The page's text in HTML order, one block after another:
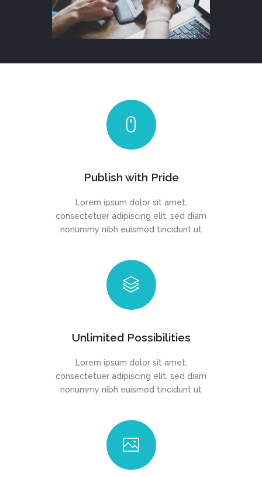
Publish with Pride
Lorem ipsum dolor sit amet,
consectetuer adipiscing elit, sed diam
nonummy nibh euismod tincidunt ut
Unlimited Possibilities
Lorem ipsum dolor sit amet,
consectetuer adipiscing elit, sed diam
nonummy nibh euismod tincidunt ut